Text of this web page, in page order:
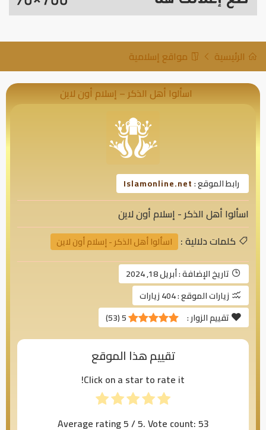
الرئيسية مواقع إسلامية
اسألوا أهل الذكر – إسلام أون لاين
رابط الموقع :Islamonline.net
اسألوا أهل الذكر - إسلام أون لاين
كلمات دلالية :
اسألوا أهل الذكر - إسلام أون لاين
تاريخ الإضافة :أبريل 18, 2024
زيارات الموقع :404 زيارات
تقييم الزوار :
5
(
53
)
تقييم هذا الموقع
Click on a star to rate it!
Average rating5/ 5. Vote count:53